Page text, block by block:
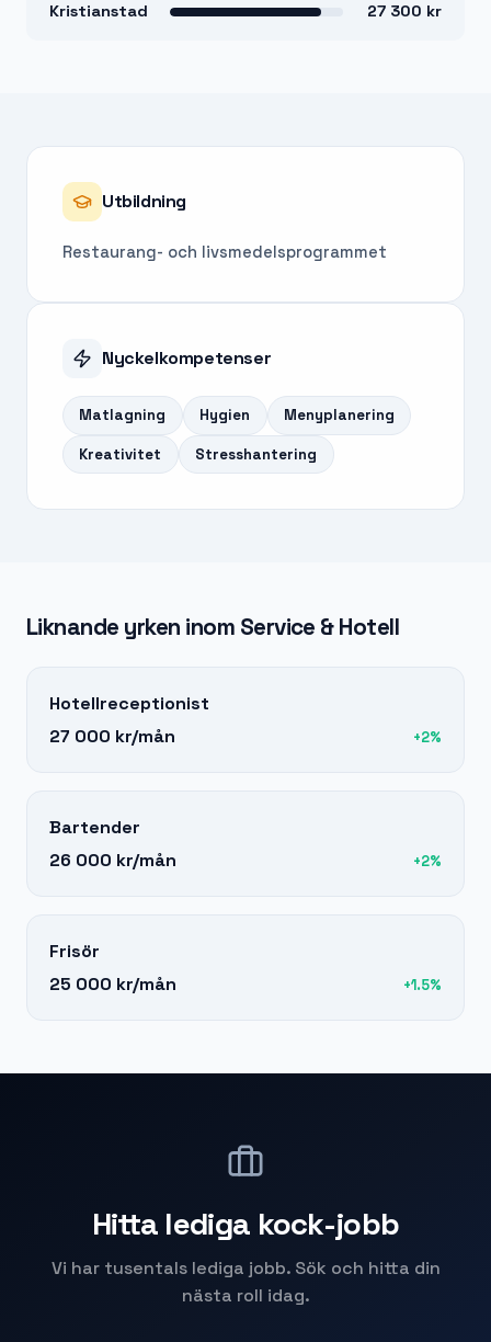
Kristianstad 27 300 kr
Utbildning
Restaurang- och livsmedelsprogrammet
Nyckelkompetenser
Matlagning Hygien Menyplanering
Kreativitet Stresshantering
Liknande yrken inom Service & Hotell
Hotellreceptionist
27 000 kr/mån +2%
Bartender
26 000 kr/mån +2%
Frisör
25 000 kr/mån +1.5%
Hitta lediga kock-jobb
Vi har tusentals lediga jobb. Sök och hitta din
nästa roll idag.